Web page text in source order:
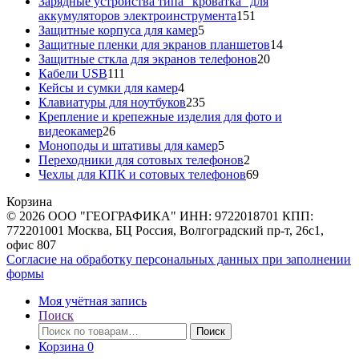
аккумуляторов электроинструмента151
Защитные корпуса для камер55
товаров
Защитные пленки для экранов планшетов1414
Защитные сткла для экранов телефонов2020
Кабели USB111
товаров
Кейсы и сумки для камер44
товара
Клавиатуры для ноутбуков235235
товаров
Крепление и крепежные изделия для фото и
видеокамер2626
товаров
Моноподы и штативы для камер55
товаров
Переходники для сотовых телефонов2
товара
Чехлы для КПК и сотовых телефонов6969
Корзина
© 2026 ООО "ГЕОГРАФИКА" ИНН: 9722018701 КПП:
772201001 Москва, БЦ Россия, Волгоградский пр-т, 26с1,
офис 807
Согласие на обработку персональных данных при заполнении
формы
Моя учётная запись
Поиск
Искать:
Поиск
Корзина 0